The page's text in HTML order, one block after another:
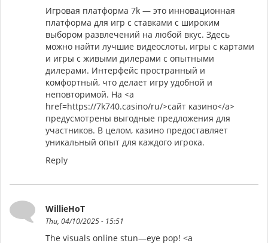
Игровая платформа 7k — это инновационная
платформа для игр с ставками с широким
выбором развлечений на любой вкус. Здесь
можно найти лучшие видеослоты, игры с картами
и игры с живыми дилерами с опытными
дилерами. Интерфейс пространный и
комфортный, что делает игру удобной и
неповторимой. На <a
href=https://7k740.casino/ru/>сайт казино</a>
предусмотрены выгодные предложения для
участников. В целом, казино предоставляет
уникальный опыт для каждого игрока.
Reply
WillieHoT
Thu, 04/10/2025 - 15:51
The visuals online stun—eye pop! <a